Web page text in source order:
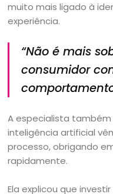
muito mais ligado à
experiência.
“Não é mais
consumidor
A especialista
inteligência artificial
processo, obrigando
rapidamente.
Ela explicou que